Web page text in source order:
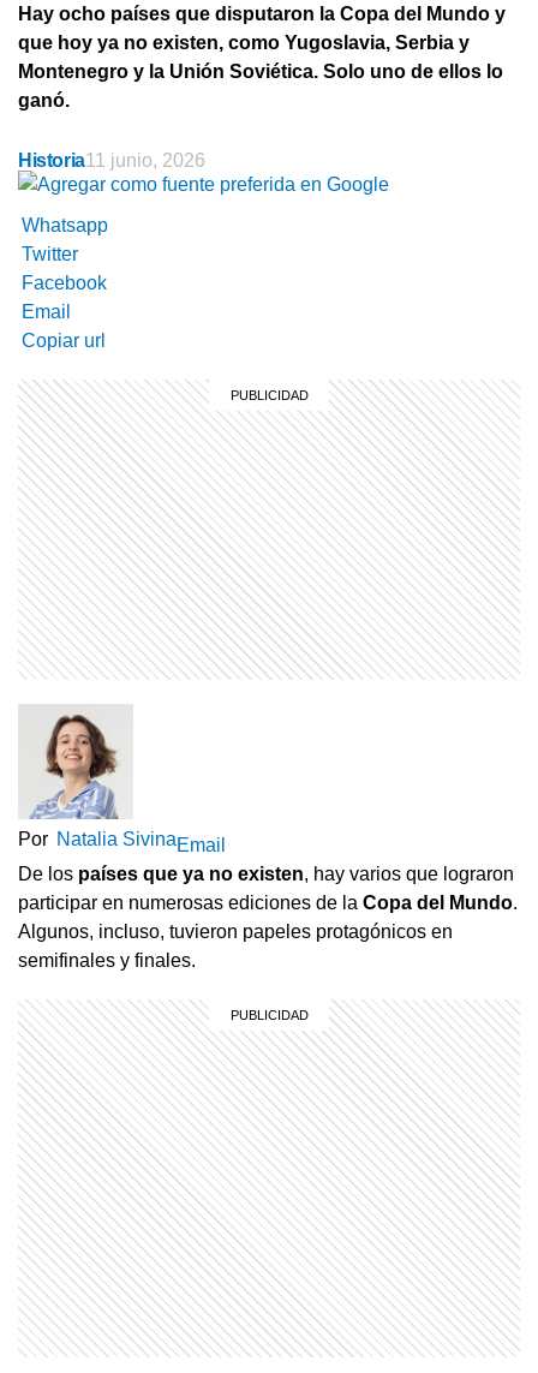
Hay ocho países que disputaron la Copa del Mundo y
que hoy ya no existen, como Yugoslavia, Serbia y
Montenegro y la Unión Soviética. Solo uno de ellos lo
ganó.
Historia11 junio, 2026
Whatsapp
Twitter
Facebook
Email
Copiar url
Por Natalia SivinaEmail
De los países que ya no existen, hay varios que lograron
participar en numerosas ediciones de la Copa del Mundo.
Algunos, incluso, tuvieron papeles protagónicos en
semifinales y finales.